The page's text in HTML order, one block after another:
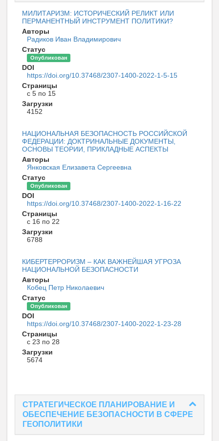
МИЛИТАРИЗМ: ИСТОРИЧЕСКИЙ РЕЛИКТ ИЛИ
ПЕРМАНЕНТНЫЙ ИНСТРУМЕНТ ПОЛИТИКИ?
Авторы
Радиков Иван Владимирович
Статус
Опубликован
DOI
https://doi.org/10.37468/2307-1400-2022-1-5-15
Страницы
с 5 по 15
Загрузки
4152
НАЦИОНАЛЬНАЯ БЕЗОПАСНОСТЬ РОССИЙСКОЙ
ФЕДЕРАЦИИ: ДОКТРИНАЛЬНЫЕ ДОКУМЕНТЫ,
ОСНОВЫ ТЕОРИИ, ПРИКЛАДНЫЕ АСПЕКТЫ
Авторы
Янковская Елизавета Сергеевна
Статус
Опубликован
DOI
https://doi.org/10.37468/2307-1400-2022-1-16-22
Страницы
с 16 по 22
Загрузки
6788
КИБЕРТЕРРОРИЗМ – КАК ВАЖНЕЙШАЯ УГРОЗА
НАЦИОНАЛЬНОЙ БЕЗОПАСНОСТИ
Авторы
Кобец Петр Николаевич
Статус
Опубликован
DOI
https://doi.org/10.37468/2307-1400-2022-1-23-28
Страницы
с 23 по 28
Загрузки
5674
СТРАТЕГИЧЕСКОЕ ПЛАНИРОВАНИЕ И
ОБЕСПЕЧЕНИЕ БЕЗОПАСНОСТИ В СФЕРЕ
ГЕОПОЛИТИКИ